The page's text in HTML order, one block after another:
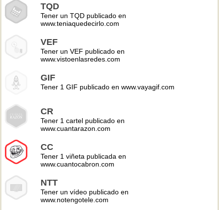
TQD
Tener un TQD publicado en
www.teniaquedecirlo.com
VEF
Tener un VEF publicado en
www.vistoenlasredes.com
GIF
Tener 1 GIF publicado en www.vayagif.com
CR
Tener 1 cartel publicado en
www.cuantarazon.com
CC
Tener 1 viñeta publicada en
www.cuantocabron.com
NTT
Tener un vídeo publicado en
www.notengotele.com